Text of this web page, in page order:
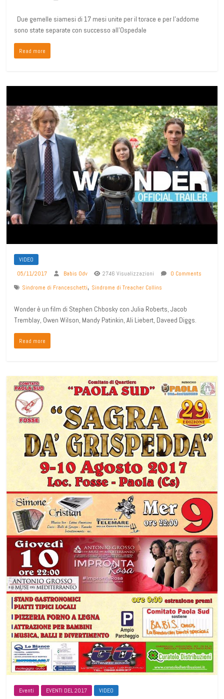
Due gemelle siamesi di 17 mesi unite per il torace e per l’addome
sono state separate con successo all’Ospedale
Read more
VIDEO
05/11/2017
Babis Odv 2746 Visualizzazioni
0 Comments
Sindrome di Franceschetti, Sindrome di Treacher Collins
Wonder è un film di Stephen Chbosky con Julia Roberts, Jacob
Tremblay, Owen Wilson, Mandy Patinkin, Ali Liebert, Daveed Diggs.
Read more
Eventi EVENTI DEL 2017
VIDEO